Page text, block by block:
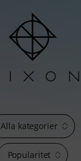
Popularitet
Alla kategorier